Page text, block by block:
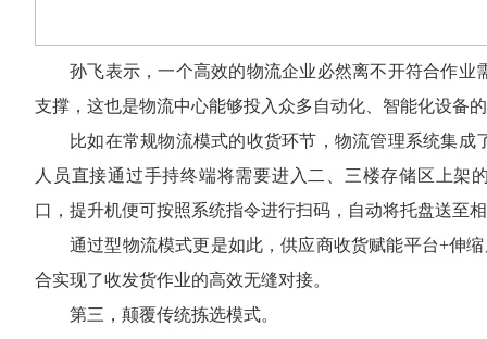
孙飞表示，一个高效的物流企业必然离不开符合作业
支撑，这也是物流中心能够投入众多自动化、智能化设备
比如在常规物流模式的收货环节，物流管理系统集成
人员直接通过手持终端将需要进入二、三楼存储区上架
口，提升机便可按照系统指令进行扫码，自动将托盘送至
通过型物流模式更是如此，供应商收货赋能平台+伸
合实现了收发货作业的高效无缝对接。
第三，颠覆传统拣选模式。